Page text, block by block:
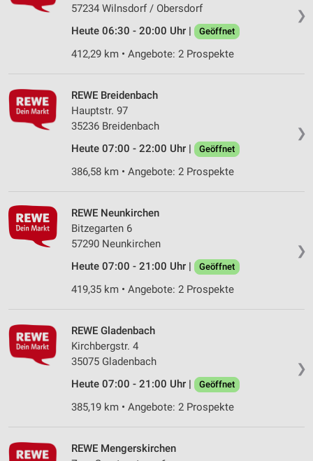
❯
57234 Wilnsdorf / Obersdorf
Heute 06:30 - 20:00 Uhr |
Geöffnet
412,29 km • Angebote: 2 Prospekte
❯
REWE Breidenbach
Hauptstr. 97
35236 Breidenbach
Heute 07:00 - 22:00 Uhr |
Geöffnet
386,58 km • Angebote: 2 Prospekte
❯
REWE Neunkirchen
Bitzegarten 6
57290 Neunkirchen
Heute 07:00 - 21:00 Uhr |
Geöffnet
419,35 km • Angebote: 2 Prospekte
❯
REWE Gladenbach
Kirchbergstr. 4
35075 Gladenbach
Heute 07:00 - 21:00 Uhr |
Geöffnet
385,19 km • Angebote: 2 Prospekte
REWE Mengerskirchen
von Inhalten
Verwendung von Profilen zur Auswahl
Messung der Werbeleistung
Messung der Performance von Inhalten
Analyse von Zielgruppen durch Statistiken oder
Kombinationen von Daten aus verschiedenen
Entwicklung und Verbesserung der Angebote
Verwendung reduzierter Daten zur Auswahl von
Inhalten
IAB-Besonderheiten:
Verwendung genauer Standortdaten
Geräte anhand von aktiv angeforderten
Informationen identifizieren
Nicht-IAB-Verarbeitungszwecke:
Performance